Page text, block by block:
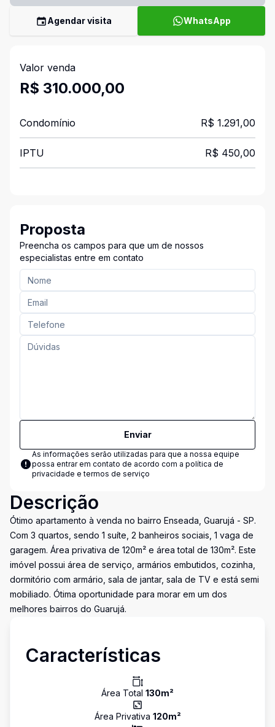
Agendar visita WhatsApp
Valor venda
R$ 310.000,00
Condomínio R$ 1.291,00
IPTU R$ 450,00
Proposta
Preencha os campos para que um de nossos
especialistas entre em contato
Enviar
As informações serão utilizadas para que a nossa equipe
possa entrar em contato de acordo com a política de
privacidade e termos de serviço
Descrição
Ótimo apartamento à venda no bairro Enseada, Guarujá - SP.
Com 3 quartos, sendo 1 suíte, 2 banheiros sociais, 1 vaga de
garagem. Área privativa de 120m² e área total de 130m². Este
imóvel possui área de serviço, armários embutidos, cozinha,
dormitório com armário, sala de jantar, sala de TV e está semi
mobiliado. Ótima oportunidade para morar em um dos
melhores bairros do Guarujá.
Características
Área Total 130m²
Área Privativa 120m²